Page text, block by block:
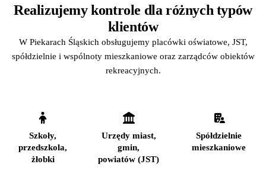
Realizujemy kontrole dla różnych typów
klientów
W Piekarach Śląskich obsługujemy placówki oświatowe, JST,
spółdzielnie i wspólnoty mieszkaniowe oraz zarządców obiektów
rekreacyjnych.
Szkoły,
przedszkola,
żłobki
Urzędy miast,
gmin,
powiatów (JST)
Spółdzielnie
mieszkaniowe